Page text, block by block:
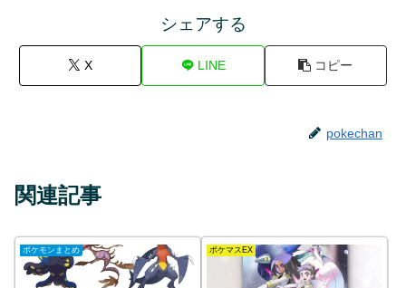
シェアする
X LINE コピー
pokechan
関連記事
ポケモンまとめ ポケマスEX